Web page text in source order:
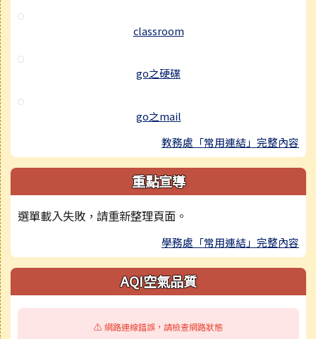
classroom
go之硬碟
go之mail
教務處「常用連結」完整內容
重點宣導
選單載入失敗，請重新整理頁面。
學務處「常用連結」完整內容
AQI空氣品質
⚠️ 網路連線錯誤，請檢查網路狀態